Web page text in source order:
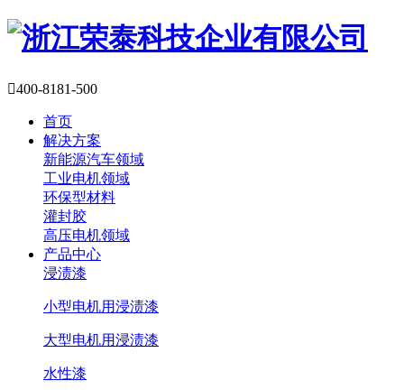
400-8181-500
首页
解决方案
新能源汽车领域
工业电机领域
环保型材料
灌封胶
高压电机领域
产品中心
浸渍漆
小型电机用浸渍漆
大型电机用浸渍漆
水性漆